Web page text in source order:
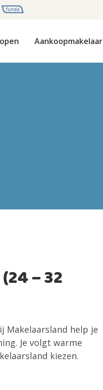
Aankoopmakelaar
– 32
Makelaarsland help je
Je volgt warme
kiezen.